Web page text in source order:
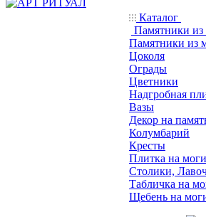
Каталог
Памятники из
Памятники из
Цоколя
Ограды
Цветники
Надгробная
Вазы
Декор на
Колумбарий
Кресты
Плитка на
Столики,
Табличка на
Щебень на